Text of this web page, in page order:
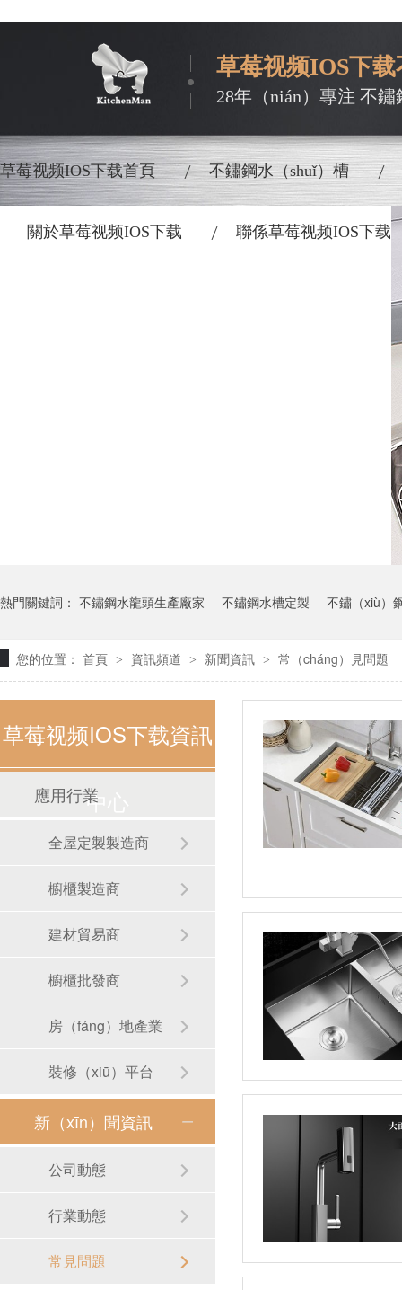
草莓视频IOS下
28年（nián）專注 不
草莓视频IOS下载首頁 不鏽鋼水（shuǐ）槽
關於草莓视频IOS下载 聯係草莓视频IOS下载
熱門關鍵詞： 不鏽鋼水龍頭生產廠家 不鏽鋼水槽定製 不鏽（xiù）
您的位置： 首頁 > 資訊頻道 > 新聞資訊 > 常（cháng）見問題
草莓视频IOS下载資訊
中心
應用行業
全屋定製製造商
櫥櫃製造商
建材貿易商
櫥櫃批發商
房（fáng）地產業
裝修（xiū）平台
新（xīn）聞資訊
公司動態
行業動態
常見問題